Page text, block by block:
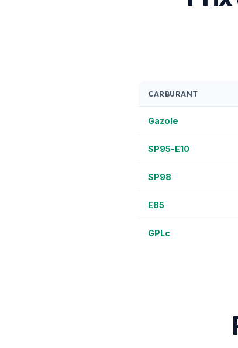
CARBURANT
Gazole
SP95-E10
SP98
E85
GPLc